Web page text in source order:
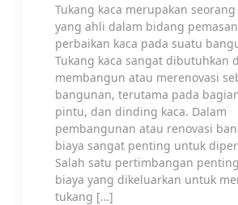
Tukang kaca merupakan
yang ahli dalam bidang
perbaikan kaca pada suatu
Tukang kaca sangat dibutuhkan
membangun atau merenovasi
bangunan, terutama pada
pintu, dan dinding kaca. Dalam
pembangunan atau renovasi
biaya sangat penting untuk
Salah satu pertimbangan
biaya yang dikeluarkan untuk
tukang […]